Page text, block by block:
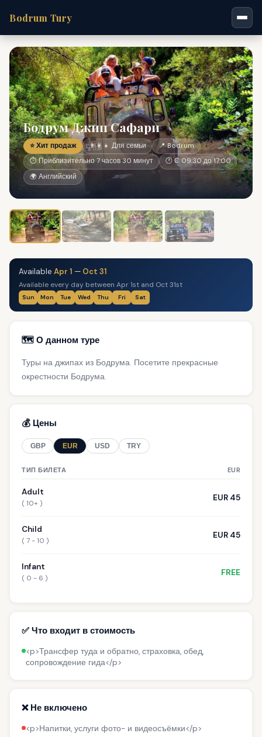
Bodrum Tury
Бодрум Джип Сафари
⭐ Хит продаж 👨‍👩‍👧 Для семьи
📍 Bodrum
⏱ Приблизительно 7 часов 30 минут
🕐 С 09:30 до 17:00
🌍 Английский
Available Apr 1 — Oct 31
Available every day between Apr 1st and Oct 31st
Sun Mon Tue Wed Thu Fri Sat
🗺️ О данном туре
Туры на джипах из Бодрума. Посетите прекрасные
окрестности Бодрума.
💰 Цены
GBP EUR USD TRY
ТИП БИЛЕТА EUR
Adult
( 10+ )
EUR 45
Child
( 7 - 10 )
EUR 45
Infant
( 0 - 6 )
FREE
✅ Что входит в стоимость
<p>Трансфер туда и обратно, страховка, обед,
сопровождение гида</p>
❌ Не включено
<p>Напитки, услуги фото- и видеосъёмки</p>